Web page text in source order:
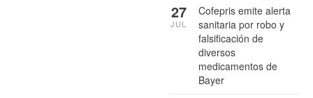
Cofepris emite alerta
sanitaria por robo y
falsificación de
diversos
medicamentos de
Bayer
27
JUL